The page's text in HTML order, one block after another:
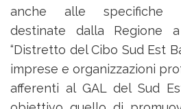
anche alle specifiche
destinate dalla Regione
“Distretto del Cibo Sud Est
imprese e organizzazioni
afferenti al GAL del Sud